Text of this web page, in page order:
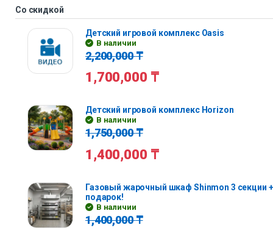
Со скидкой
Детский игровой комплекс Oasis
В наличии
2,200,000₸
1,700,000 ₸
Детский игровой комплекс Horizon
В наличии
1,750,000₸
1,400,000 ₸
Газовый жарочный шкаф Shinmon 3 секции
подарок!
В наличии
1,400,000₸